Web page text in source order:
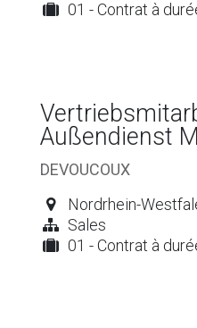
01 - Contrat à
Außendienst
DEVOUCOUX
Nordrhein-
Sales
01 - Contrat à